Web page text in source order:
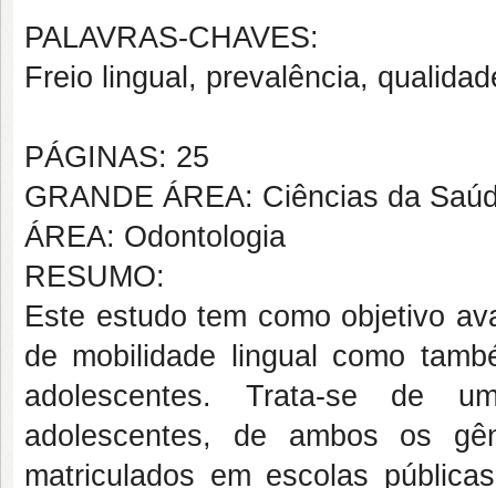
PALAVRAS-CHAVES:
Freio lingual, prevalência,
PÁGINAS: 25
GRANDE ÁREA: Ciências da
ÁREA: Odontologia
RESUMO:
Este estudo tem como objetivo
de mobilidade lingual como
adolescentes. Trata-se de
adolescentes, de ambos os
matriculados em escolas